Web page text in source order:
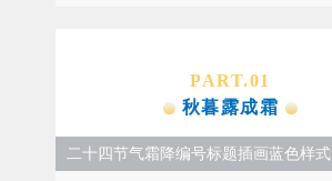
PART.01
秋暮露成霜
二十四节气霜降编号标题插画蓝色样式